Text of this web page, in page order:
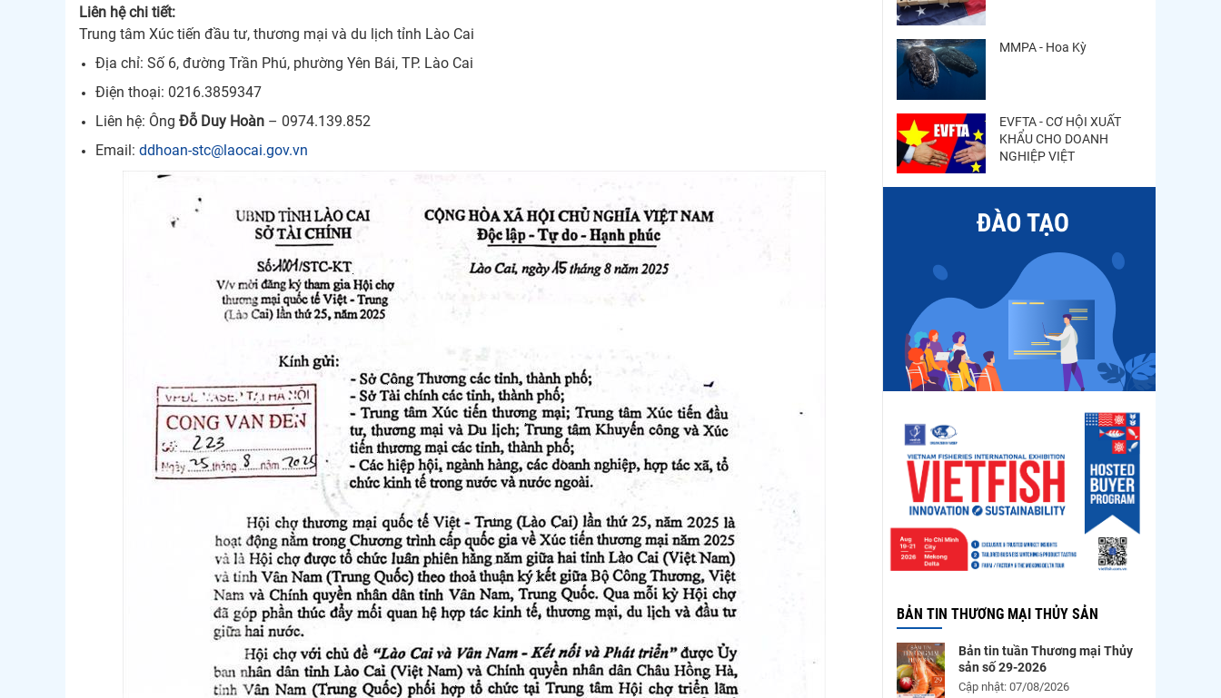
Liên hệ chi tiết:
Trung tâm Xúc tiến đầu tư, thương mại và du lịch tỉnh Lào Cai
Địa chỉ: Số 6, đường Trần Phú, phường Yên Bái, TP. Lào Cai
Điện thoại: 0216.3859347
Liên hệ: Ông Đỗ Duy Hoàn – 0974.139.852
Email: ddhoan-stc@laocai.gov.vn
MMPA - Hoa Kỳ
EVFTA - CƠ HỘI XUẤT
KHẨU CHO DOANH
NGHIỆP VIỆT
BẢN TIN THƯƠNG MẠI THỦY SẢN
Bản tin tuần Thương mại Thủy
sản số 29-2026
Cập nhật: 07/08/2026